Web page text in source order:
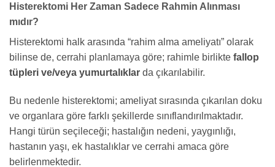
Histerektomi Her Zaman Sadece Rahmin Alınması
mıdır?
Histerektomi halk arasında “rahim alma ameliyatı” olarak
bilinse de, cerrahi planlamaya göre; rahimle birlikte fallop
tüpleri ve/veya yumurtalıklar da çıkarılabilir.
Bu nedenle histerektomi; ameliyat sırasında çıkarılan doku
ve organlara göre farklı şekillerde sınıflandırılmaktadır.
Hangi türün seçileceği; hastalığın nedeni, yaygınlığı,
hastanın yaşı, ek hastalıklar ve cerrahi amaca göre
belirlenmektedir.